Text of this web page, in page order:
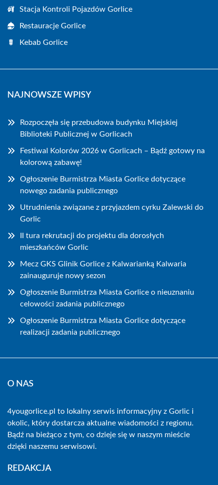
Stacja Kontroli Pojazdów Gorlice
Restauracje Gorlice
Kebab Gorlice
NAJNOWSZE WPISY
Rozpoczęła się przebudowa budynku Miejskiej
Biblioteki Publicznej w Gorlicach
Festiwal Kolorów 2026 w Gorlicach – Bądź gotowy na
kolorową zabawę!
Ogłoszenie Burmistrza Miasta Gorlice dotyczące
nowego zadania publicznego
Utrudnienia związane z przyjazdem cyrku Zalewski do
Gorlic
II tura rekrutacji do projektu dla dorosłych
mieszkańców Gorlic
Mecz GKS Glinik Gorlice z Kalwarianką Kalwaria
zainauguruje nowy sezon
Ogłoszenie Burmistrza Miasta Gorlice o nieuznaniu
celowości zadania publicznego
Ogłoszenie Burmistrza Miasta Gorlice dotyczące
realizacji zadania publicznego
O NAS
4yougorlice.pl to lokalny serwis informacyjny z Gorlic i
okolic, który dostarcza aktualne wiadomości z regionu.
Bądź na bieżąco z tym, co dzieje się w naszym mieście
dzięki naszemu serwisowi.
REDAKCJA